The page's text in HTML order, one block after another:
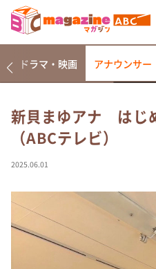
なるみ・岡村の過ぎるTV
相席食堂
～人生密着トークバラ
て真剣です
探偵！ナイトスクープ
news おかえり
ドラマ・映画 アナウンサー
新貝まゆアナ はじ
（ABCテレビ）
2025.06.01